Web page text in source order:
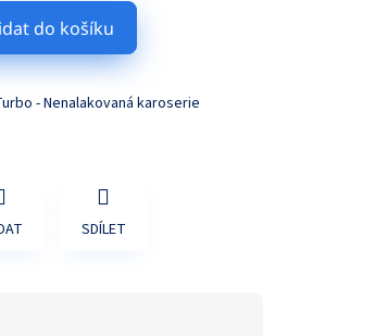
do košíku
- Nenalakovaná karoserie
SDÍLET